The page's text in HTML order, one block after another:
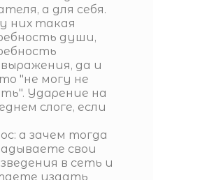
а для себя.
них такая
души,
да и
"не могу не
Ударение на
слоге, если
а зачем тогда
свои
в сеть и
издать